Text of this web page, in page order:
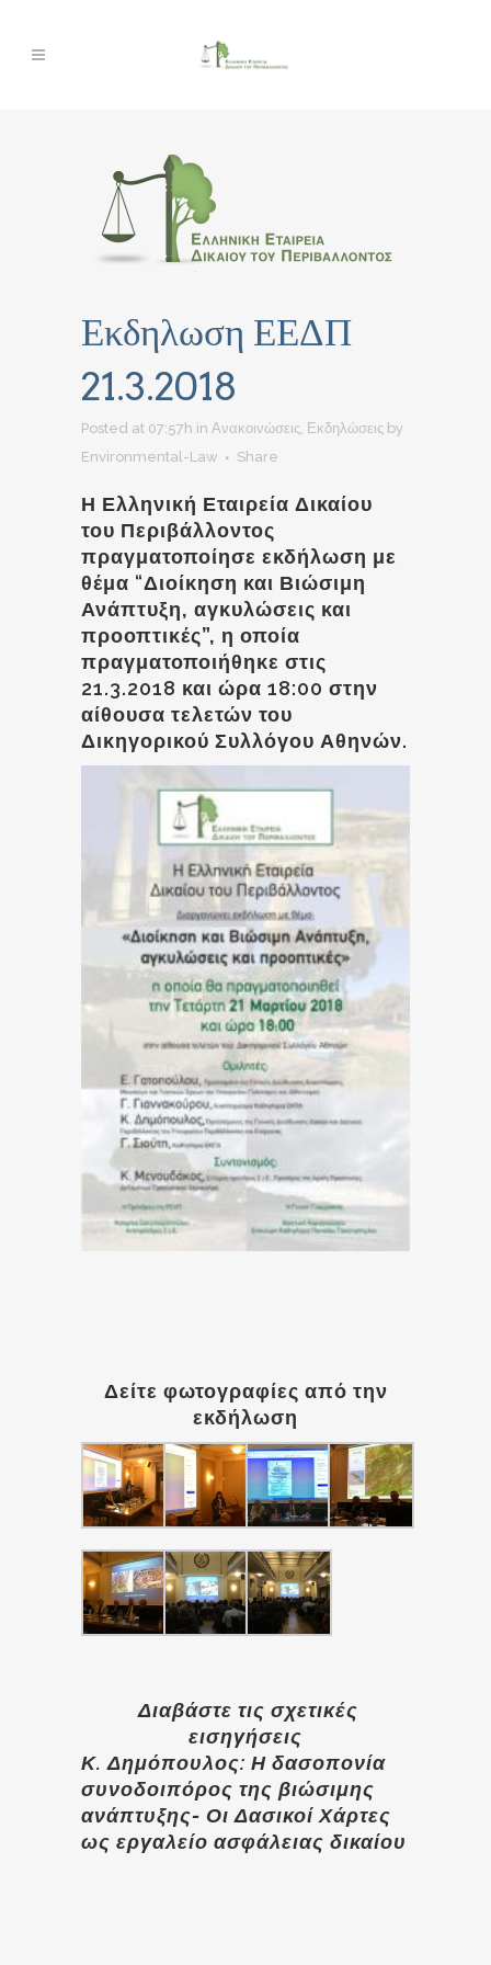
Εκδηλωση ΕΕΔΠ
21.3.2018
Posted at 07:57h in Ανακοινώσεις Εκδηλώσεις by
Environmental-Law
Share
Η Ελληνική Εταιρεία Δικαίου
του Περιβάλλοντος
πραγματοποίησε εκδήλωση με
θέμα “Διοίκηση και Βιώσιμη
Ανάπτυξη, αγκυλώσεις και
προοπτικές”, η οποία
πραγματοποιήθηκε στις
21.3.2018 και ώρα 18:00 στην
αίθουσα τελετών του
Δικηγορικού Συλλόγου Αθηνών.
Δείτε φωτογραφίες από την
εκδήλωση
Διαβάστε τις σχετικές
εισηγήσεις
Κ. Δημόπουλος: Η δασοπονία
συνοδοιπόρος της βιώσιμης
ανάπτυξης- Οι Δασικοί Χάρτες
ως εργαλείο ασφάλειας δικαίου